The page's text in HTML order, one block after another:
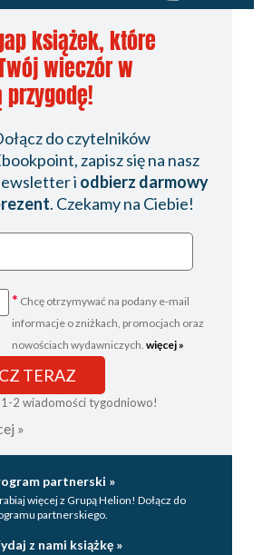
książek, które
wieczór w
do czytelników
zapisz się na nasz
i odbierz darmowy
. Czekamy na Ciebie!
* Chcę otrzymywać na podany e-mail
informacje o zniżkach, promocjach oraz
nowościach wydawniczych. więcej »
TERAZ
1-2 wiadomości tygodniowo!
»
partnerski »
więcej z Grupą Helion! Dołącz do
partnerskiego.
z nami książkę »